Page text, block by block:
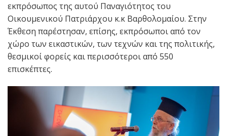
εκπρόσωπος της αυτού Παναγιότητος του
Οικουμενικού Πατριάρχου κ.κ Βαρθολομαίου. Στην
Έκθεση παρέστησαν, επίσης, εκπρόσωποι από τον
χώρο των εικαστικών, των τεχνών και της πολιτικής,
θεσμικοί φορείς και περισσότεροι από 550
επισκέπτες.